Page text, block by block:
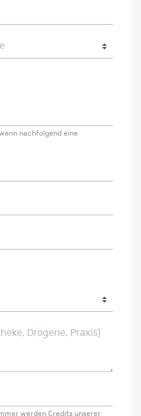
nachfolgend eine
Drogerie, Praxis)
Drogerie, Praxis)
werden Credits unserer